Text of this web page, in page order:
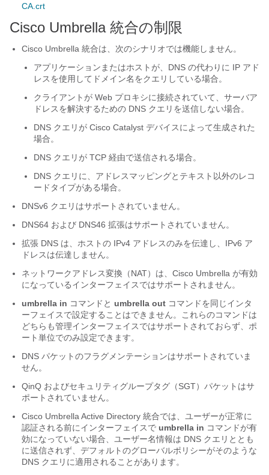
CA.crt
Cisco Umbrella 統合の制限
Cisco Umbrella 統合は、次のシナリオでは機能しません。
アプリケーションまたはホストが、DNS の代わりに IP アド
レスを使用してドメイン名をクエリしている場合。
クライアントが Web プロキシに接続されていて、サーバア
ドレスを解決するための DNS クエリを送信しない場合。
DNS クエリが Cisco Catalyst デバイスによって生成された
場合。
DNS クエリが TCP 経由で送信される場合。
DNS クエリに、アドレスマッピングとテキスト以外のレコ
ードタイプがある場合。
DNSv6 クエリはサポートされていません。
DNS64 および DNS46 拡張はサポートされていません。
拡張 DNS は、ホストの IPv4 アドレスのみを伝達し、IPv6 ア
ドレスは伝達しません。
ネットワークアドレス変換（NAT）は、Cisco Umbrella が有効
になっているインターフェイスではサポートされません。
umbrella in コマンドと umbrella out コマンドを同じインタ
ーフェイスで設定することはできません。これらのコマンドは
どちらも管理インターフェイスではサポートされておらず、ポ
ート単位でのみ設定できます。
DNS パケットのフラグメンテーションはサポートされていま
せん。
QinQ およびセキュリティグループタグ（SGT）パケットはサ
ポートされていません。
Cisco Umbrella Active Directory 統合では、ユーザーが正常に
認証される前にインターフェイスで umbrella in コマンドが有
効になっていない場合、ユーザー名情報は DNS クエリととも
に送信されず、デフォルトのグローバルポリシーがそのような
DNS クエリに適用されることがあります。